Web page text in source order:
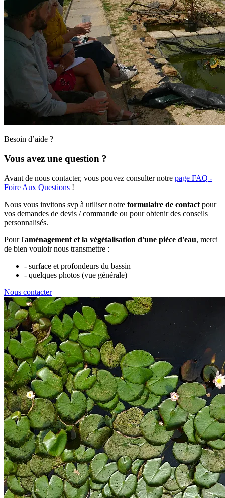
Besoin d’aide ?
Vous avez une question ?
Avant de nous contacter, vous pouvez consulter notre page FAQ -
Foire Aux Questions !
Nous vous invitons svp à utiliser notre formulaire de contact pour
vos demandes de devis / commande ou pour obtenir des conseils
personnalisés.
Pour l'aménagement et la végétalisation d'une pièce d'eau, merci
de bien vouloir nous transmettre :
- surface et profondeurs du bassin
- quelques photos (vue générale)
Nous contacter